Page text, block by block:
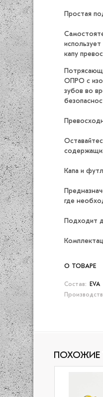
Простая
капу
ОПРО с
зубов во
Капа и
где
Подходит
О ТОВАРЕ
Состав:
EVA
ПОХОЖИЕ